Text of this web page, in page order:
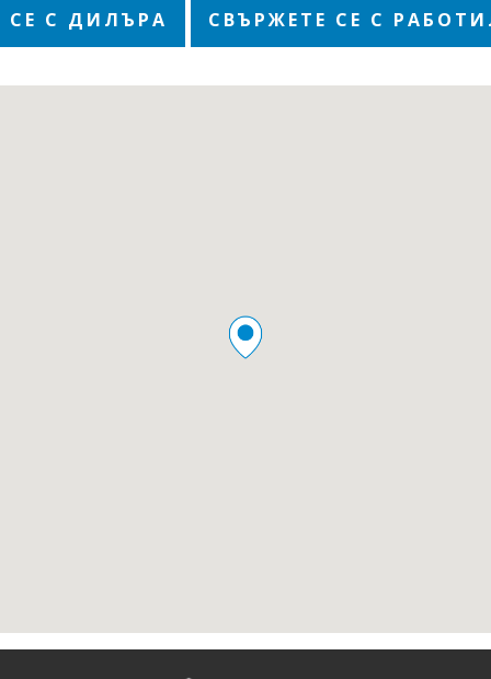
СЕ С ДИЛЪРА СВЪРЖЕТЕ СЕ С